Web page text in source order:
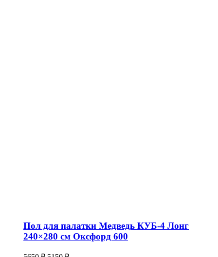
Пол для палатки Медведь КУБ-4 Лонг
240×280 см Оксфорд 600
Первоначальная
Текущая